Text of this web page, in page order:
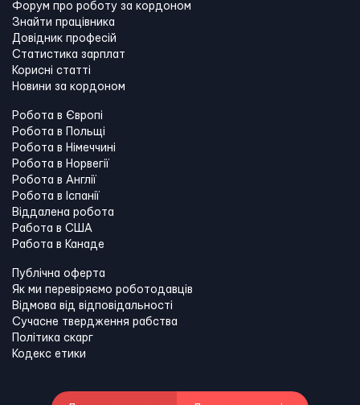
Форум про роботу за кордоном
Знайти працівника
Довідник професій
Статистика зарплат
Корисні статті
Новини за кордоном
Робота в Європі
Робота в Польщі
Робота в Німеччині
Робота в Норвегії
Робота в Англії
Робота в Іспанії
Віддалена робота
Работа в США
Работа в Канадe
Публічна оферта
Як ми перевіряємо роботодавців
Відмова від відповідальності
Сучасне твердження рабства
Політика скарг
Кодекс етики